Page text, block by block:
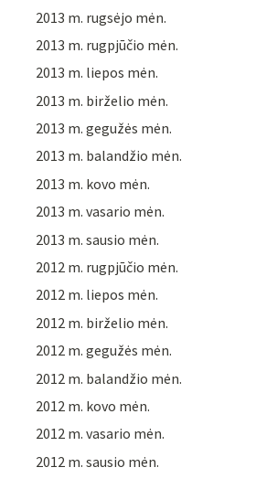
2013 m. rugsėjo mėn.
2013 m. rugpjūčio mėn.
2013 m. liepos mėn.
2013 m. birželio mėn.
2013 m. gegužės mėn.
2013 m. balandžio mėn.
2013 m. kovo mėn.
2013 m. vasario mėn.
2013 m. sausio mėn.
2012 m. rugpjūčio mėn.
2012 m. liepos mėn.
2012 m. birželio mėn.
2012 m. gegužės mėn.
2012 m. balandžio mėn.
2012 m. kovo mėn.
2012 m. vasario mėn.
2012 m. sausio mėn.